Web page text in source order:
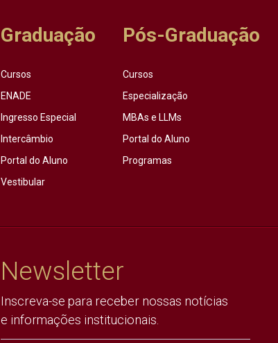
Graduação
Cursos
ENADE
Ingresso Especial
Intercâmbio
Portal do Aluno
Vestibular
Pós-Graduação
Cursos
Especialização
MBAs e LLMs
Portal do Aluno
Programas
Newsletter
Inscreva-se para receber nossas notícias
e informações institucionais.